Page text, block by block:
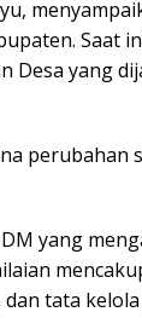
Saat
Desa yang
perubahan
yang
tata